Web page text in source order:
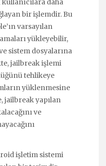
daha
bir işlemdir. Bu
varsayılan
yükleyebilir,
sistem dosyalarına
jailbreak işlemi
tehlikeye
yüklenmesine
jailbreak yapılan
ve
işletim sistemi